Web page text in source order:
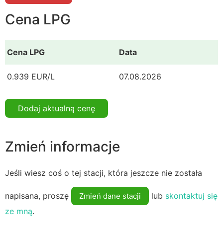
Cena LPG
Cena LPG Data
0.939 EUR/L 07.08.2026
Dodaj aktualną cenę
Zmień informacje
Jeśli wiesz coś o tej stacji, która jeszcze nie została
napisana, proszę Zmień dane stacji lub skontaktuj się
ze mną.